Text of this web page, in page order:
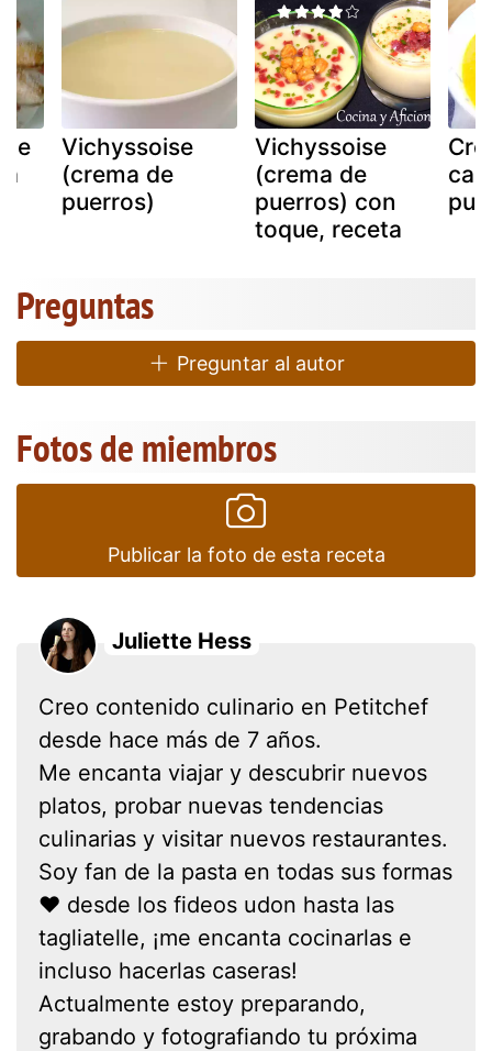
Vichyssoise
(crema de
puerros)
Vichyssoise
(crema de
puerros) con
toque, receta
Preguntas
Preguntar al autor
Fotos de miembros
Publicar la foto de esta receta
Juliette Hess
Creo contenido culinario en Petitchef
desde hace más de 7 años.
Me encanta viajar y descubrir nuevos
platos, probar nuevas tendencias
culinarias y visitar nuevos restaurantes.
Soy fan de la pasta en todas sus formas
❤ desde los fideos udon hasta las
tagliatelle, ¡me encanta cocinarlas e
incluso hacerlas caseras!
Actualmente estoy preparando,
grabando y fotografiando tu próxima